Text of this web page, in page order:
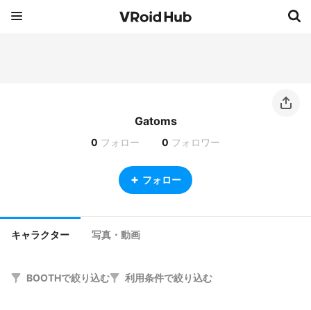
Gatoms
0 フォロー 0 フォロワー
フォロー
キャラクター 写真・動画
BOOTHで絞り込む 利用条件で絞り込む